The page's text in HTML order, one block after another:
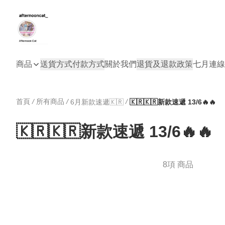
商品 送貨方式付款方式關於我們退貨及退款政策七月連線
首頁 / 所有商品 / 6月新款速遞🇰🇷 / 🇰🇷🇰🇷新款速遞 13/6🔥🔥
🇰🇷🇰🇷新款速遞 13/6🔥🔥
8項 商品